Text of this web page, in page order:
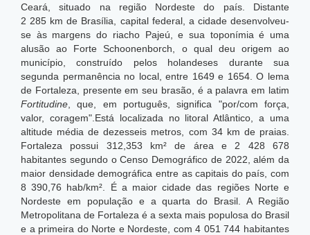
Ceará, situado na região Nordeste do país. Distante
2 285 km de Brasília, capital federal, a cidade desenvolveu-
se às margens do riacho Pajeú, e sua toponímia é uma
alusão ao Forte Schoonenborch, o qual deu origem ao
município, construído pelos holandeses durante sua
segunda permanência no local, entre 1649 e 1654. O lema
de Fortaleza, presente em seu brasão, é a palavra em latim
Fortitudine , que, em português, significa "por/com força,
valor, coragem".Está localizada no litoral Atlântico, a uma
altitude média de dezesseis metros, com 34 km de praias.
Fortaleza possui 312,353 km² de área e 2 428 678
habitantes segundo o Censo Demográfico de 2022, além da
maior densidade demográfica entre as capitais do país, com
8 390,76 hab/km².
É a maior cidade das regiões Norte e
Nordeste em população e a quarta do Brasil. A Região
Metropolitana de Fortaleza é a sexta mais populosa do Brasil
e a primeira do Norte e Nordeste, com 4 051 744 habitantes